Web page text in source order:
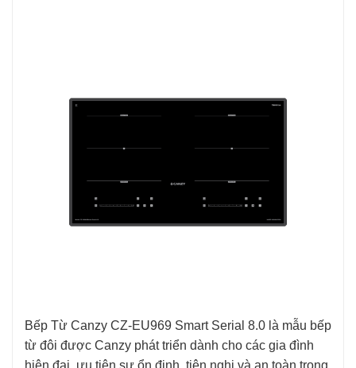
Bếp Từ Canzy CZ-EU969 Smart Serial 8.0 là mẫu bếp
từ đôi được Canzy phát triển dành cho các gia đình